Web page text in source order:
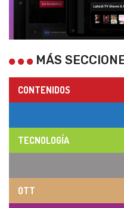
MÁS
CONTENIDOS
TECNOLOGÍA
OTT